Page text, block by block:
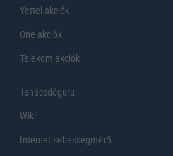
Yettel akciók
One akciók
Telekom akciók
Tanácsdóguru
Wiki
Internet sebességmérő